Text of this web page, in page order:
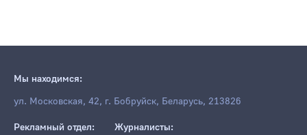
Мы находимся:
ул. Московская, 42, г. Бобруйск, Беларусь, 213826
Рекламный отдел:
Журналисты: